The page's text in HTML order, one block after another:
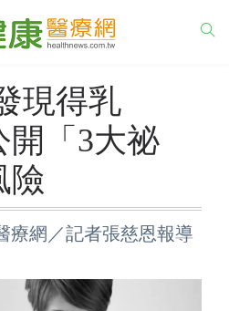
現得乳
「3大祕
險
網／記者張慈恩報導